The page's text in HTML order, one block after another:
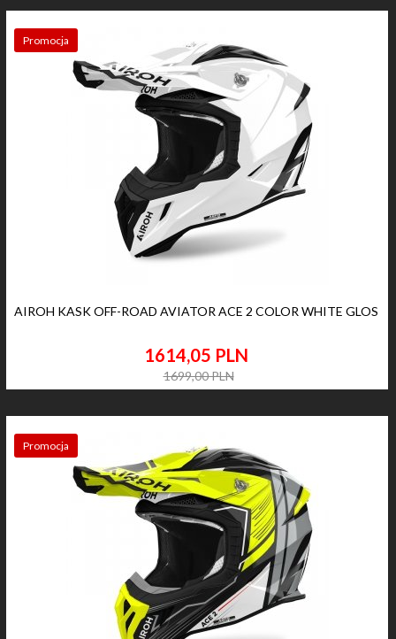
Promocja
AIROH KASK OFF-ROAD AVIATOR ACE 2 COLOR WHITE GLOS
1614,05 PLN
1699,00 PLN
Promocja